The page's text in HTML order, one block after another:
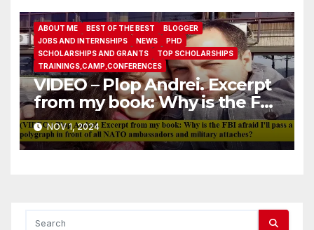
ABOUT ME BEST OF THE BEST
BLOGGER
JOBS AND INTERNSHIPS
NEWS
PHD
SCHOLARSHIPS AND GRANTS
TOP SCHOLARSHIPS
TRAININGS,CAMP,CONFERENCES
VIDEO – Plop Andrei. Excerpt
from my book: Why is the FBI
afraid I’ll pass a polygraph in
front of all NATO
ambassadors and military
NOV 1, 2024